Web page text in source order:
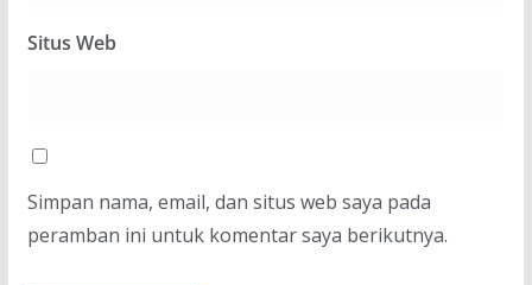
Situs Web
Simpan nama, email, dan situs web saya pada
peramban ini untuk komentar saya berikutnya.